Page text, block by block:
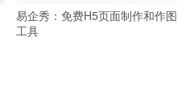
易企秀：免费H5页面制作和作图
工具